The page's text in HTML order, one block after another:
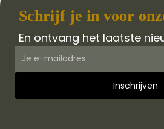
Schrijf je in voor
En ontvang het laatste